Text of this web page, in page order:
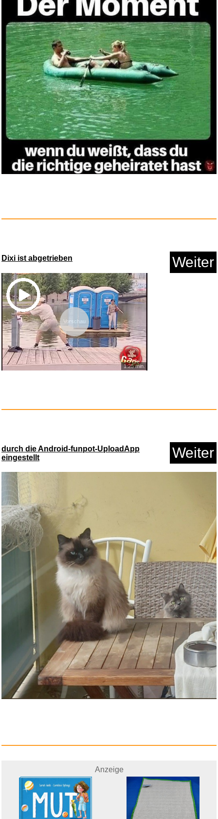
Creedence Clearwater Revival -...
Anzeige
Guide de l´art contemporain u...
Anzeige
Satch Schlamperbox Street Ink
...
Anzeige
Anzeige
Dixi ist abgetrieben Weiter
Vorschau
1:25 min.
durch die Android-funpot-UploadApp
eingestellt
Weiter
Anzeige